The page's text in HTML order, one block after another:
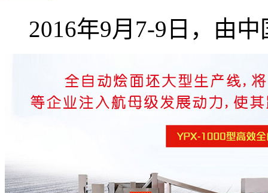
2016年9月7-9日，由中